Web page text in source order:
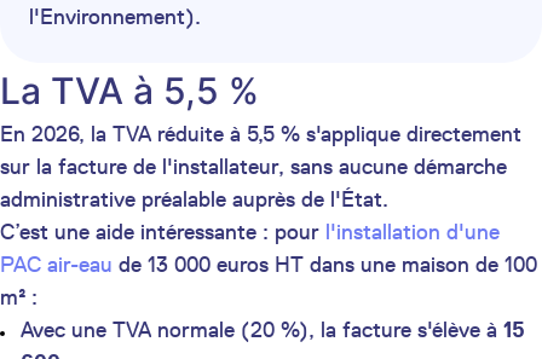
l'Environnement).
La TVA à 5,5 %
En 2026, la TVA réduite à 5,5 % s'applique directement
sur la facture de l'installateur, sans aucune démarche
administrative préalable auprès de l'État.
C’est une aide intéressante : pour l'installation d'une
PAC air-eau de 13 000 euros HT dans une maison de 100
m² :
Avec une TVA normale (20 %), la facture s'élève à 15